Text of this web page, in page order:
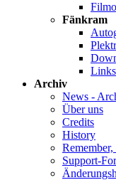
Fänkram
Links
Archiv
News -
Über uns
Credits
History
Support-